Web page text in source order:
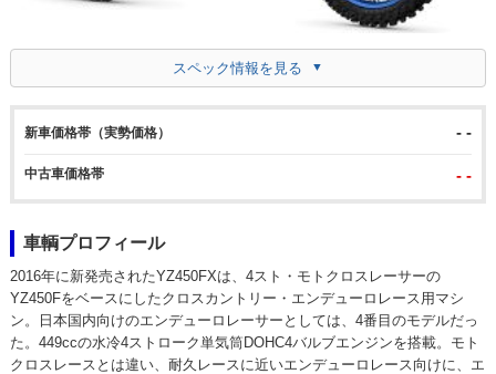
スペック情報を見る
新車価格帯（実勢価格） - -
中古車価格帯 - -
車輌プロフィール
2016年に新発売されたYZ450FXは、4スト・モトクロスレーサーの
YZ450Fをベースにしたクロスカントリー・エンデューロレース用マシ
ン。日本国内向けのエンデューロレーサーとしては、4番目のモデルだっ
た。449ccの水冷4ストローク単気筒DOHC4バルブエンジンを搭載。モト
クロスレースとは違い、耐久レースに近いエンデューロレース向けに、エ